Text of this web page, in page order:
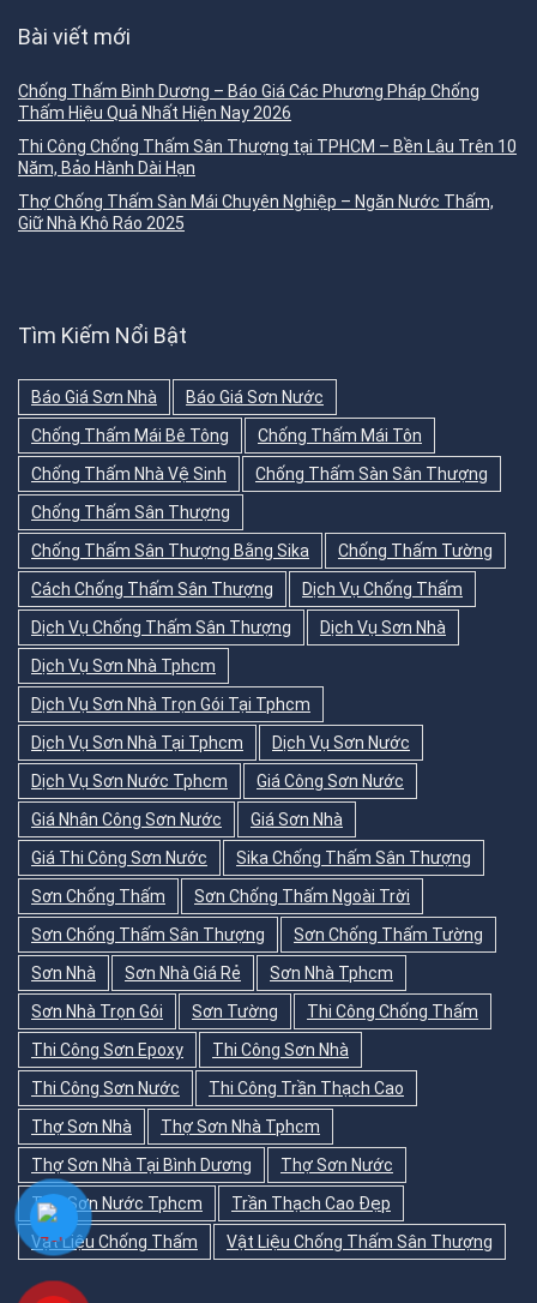
Bài viết mới
Chống Thấm Bình Dương – Báo Giá Các Phương Pháp Chống
Thấm Hiệu Quả Nhất Hiện Nay 2026
Thi Công Chống Thấm Sân Thượng tại TPHCM – Bền Lâu Trên 10
Năm, Bảo Hành Dài Hạn
Thợ Chống Thấm Sàn Mái Chuyên Nghiệp – Ngăn Nước Thấm,
Giữ Nhà Khô Ráo 2025
Tìm Kiếm Nổi Bật
Báo Giá Sơn Nhà
Báo Giá Sơn Nước
Chống Thấm Mái Bê Tông
Chống Thấm Mái Tôn
Chống Thấm Nhà Vệ Sinh
Chống Thấm Sàn Sân Thượng
Chống Thấm Sân Thượng
Chống Thấm Sân Thượng Bằng Sika
Chống Thấm Tường
Cách Chống Thấm Sân Thượng
Dịch Vụ Chống Thấm
Dịch Vụ Chống Thấm Sân Thượng
Dịch Vụ Sơn Nhà
Dịch Vụ Sơn Nhà Tphcm
Dịch Vụ Sơn Nhà Trọn Gói Tại Tphcm
Dịch Vụ Sơn Nhà Tại Tphcm
Dịch Vụ Sơn Nước
Dịch Vụ Sơn Nước Tphcm
Giá Công Sơn Nước
Giá Nhân Công Sơn Nước
Giá Sơn Nhà
Giá Thi Công Sơn Nước
Sika Chống Thấm Sân Thượng
Sơn Chống Thấm
Sơn Chống Thấm Ngoài Trời
Sơn Chống Thấm Sân Thượng
Sơn Chống Thấm Tường
Sơn Nhà
Sơn Nhà Giá Rẻ
Sơn Nhà Tphcm
Sơn Nhà Trọn Gói
Sơn Tường
Thi Công Chống Thấm
Thi Công Sơn Epoxy
Thi Công Sơn Nhà
Thi Công Sơn Nước
Thi Công Trần Thạch Cao
Thợ Sơn Nhà
Thợ Sơn Nhà Tphcm
Thợ Sơn Nhà Tại Bình Dương
Thợ Sơn Nước
Thợ Sơn Nước Tphcm
Trần Thạch Cao Đẹp
Vật Liệu Chống Thấm
Vật Liệu Chống Thấm Sân Thượng